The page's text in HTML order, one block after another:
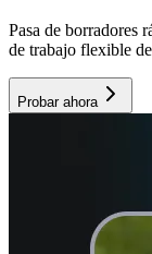
Pasa de borradores
de trabajo flexible
Probar ahora